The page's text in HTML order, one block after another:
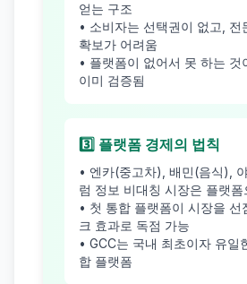
얻는 구조
• 소비자는 선택권이 없고, 전
확보가 어려움
• 플랫폼이 없어서 못 하는 것
이미 검증됨
3️⃣ 플랫폼 경제의 법칙
• 엔카(중고차), 배민(음식),
럼 정보 비대칭 시장은 플랫폼
• 첫 통합 플랫폼이 시장을 선
크 효과로 독점 가능
• GCC는 국내 최초이자 유일
합 플랫폼